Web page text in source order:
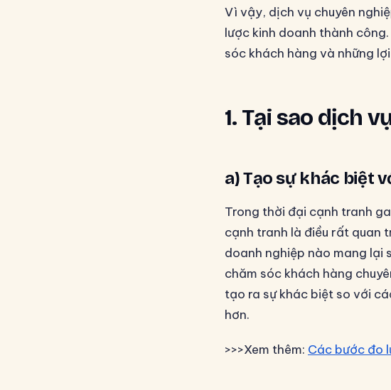
Vì vậy, dịch vụ chuyên
lược kinh doanh thành
sóc khách hàng và những
1. Tại sao dịch
a) Tạo sự khác biệt
Trong thời đại cạnh tranh
cạnh tranh là điều rất quan
doanh nghiệp nào mang lại
chăm sóc khách hàng
tạo ra sự khác biệt so với
hơn.
>>>Xem thêm: Các bước đo